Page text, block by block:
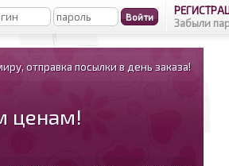
Забыли
отправка посылки в день заказа!
ценам!